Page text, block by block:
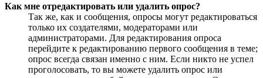
Как мне отредактировать или удалить опрос?
Так же, как и сообщения, опросы могут редактироваться
только их создателями, модераторами или
администраторами. Для редактирования опроса
перейдите к редактированию первого сообщения в теме;
опрос всегда связан именно с ним. Если никто не успел
проголосовать, то вы можете удалить опрос или